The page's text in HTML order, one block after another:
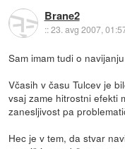
Brane2
::23. avg 2007,
Sam imam tudi o
Včasih v času Tulcev je
vsaj zame hitrostni efekti
zanesljivost pa
Hec je v tem, da stvar